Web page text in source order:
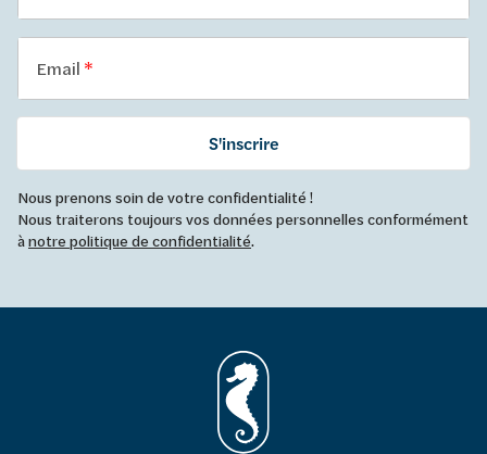
Email
S'inscrire
Nous prenons soin de votre confidentialité !
Nous traiterons toujours vos données personnelles conformément
ànotre politique de confidentialité.